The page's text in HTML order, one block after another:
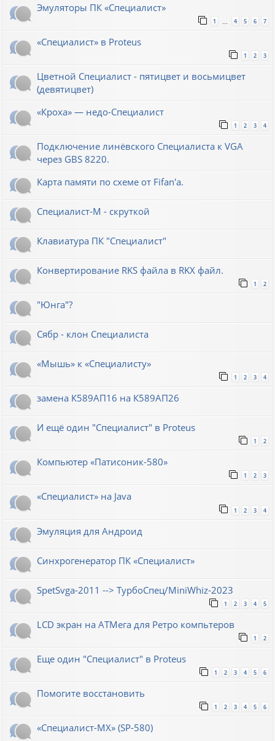
Эмуляторы ПК «Специалист»
1 4 5 6 7
«Специалист» в Proteus
1 2 3
Цветной Специалист - пятицвет и восьмицвет
(девятицвет)
«Кроха» — недо-Специалист
1 2 3 4
Подключение линёвского Специалиста к VGA
через GBS 8220.
Карта памяти по схеме от Fifan'a.
Специалист-М - скруткой
Клавиатура ПК "Специалист"
Конвертирование RKS файла в RKX файл.
1 2
"Юнга"?
Сябр - клон Специалиста
«Мышь» к «Специалисту»
1 2 3 4
замена К589АП16 на К589АП26
И ещё один "Специалист" в Proteus
1 2
Компьютер «Патисоник-580»
1 2 3
«Специалист» на Java
1 2 3 4
Эмуляция для Андроид
Синхрогенератор ПК «Специалист»
SpetSvga-2011 --> ТурбоСпец/MiniWhiz-2023
1 2 3 4 5
LCD экран на АТМега для Ретро компьтеров
1 2
Еще один "Специалист" в Proteus
1 2 3 4 5 6
Помогите восстановить
1 2 3 4 5 6
«Специалист-МХ» (SP-580)